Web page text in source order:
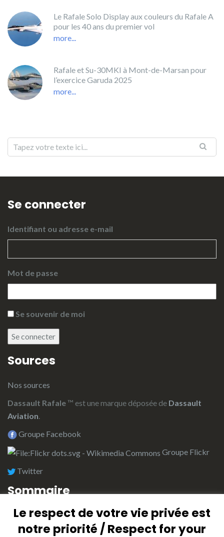
Le Rafale Solo Display aux couleurs du Rafale A
pour les 40 ans du premier vol
more...
Rafale et Su-30MKI à Mont-de-Marsan pour
l’exercice Garuda 2025
more...
Se connecter
Identifiant ou adresse e-mail
Mot de passe
Se souvenir de moi
Se connecter
Sources
Nos sources
Dassault Rafale™ est une marque déposée de Dassault
Aviation
Groupe Facebook
Groupe Flickr
Twitter
Sommaire
L’équipe de rédaction
Plan du site (Index)
Le respect de votre vie privée est
notre priorité / Respect for your